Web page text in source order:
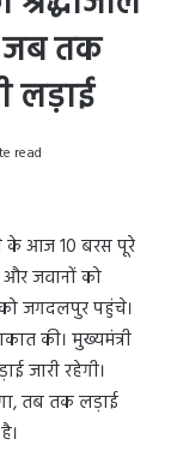
जब तक
लड़ाई
read
के आज 10 बरस पूरे
जवानों को
जगदलपुर पहुंचे।
की। मुख्यमंत्री
जारी रहेगी।
तब तक लड़ाई